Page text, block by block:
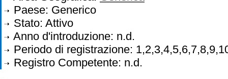
Paese: Generico
Stato: Attivo
Anno d'introduzione: n.d.
Periodo di registrazione:
Registro Competente: n.d.